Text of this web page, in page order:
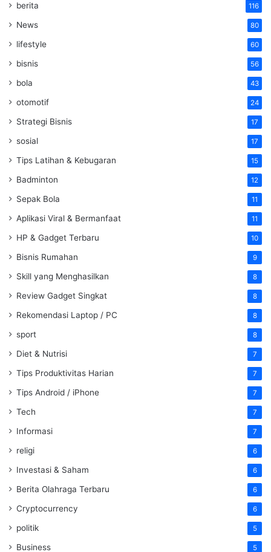
berita 116
News 80
lifestyle 60
bisnis 56
bola 43
otomotif 24
Strategi Bisnis 17
sosial 17
Tips Latihan & Kebugaran 15
Badminton 12
Sepak Bola 11
Aplikasi Viral & Bermanfaat 11
HP & Gadget Terbaru 10
Bisnis Rumahan 9
Skill yang Menghasilkan 8
Review Gadget Singkat 8
Rekomendasi Laptop / PC 8
sport 8
Diet & Nutrisi 7
Tips Produktivitas Harian 7
Tips Android / iPhone 7
Tech 7
Informasi 7
religi 6
Investasi & Saham 6
Berita Olahraga Terbaru 6
Cryptocurrency 6
politik 5
Business 5